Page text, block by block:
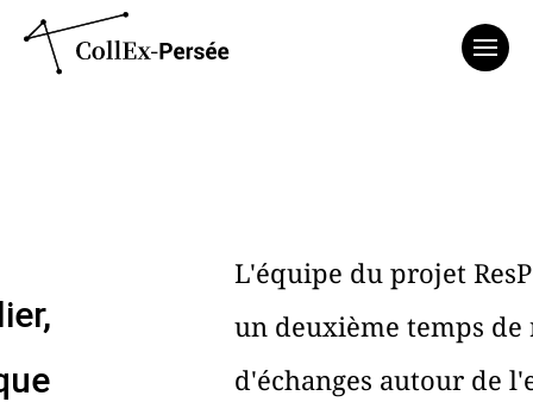
L'équipe du projet
un deuxième temps
d'échanges autour de